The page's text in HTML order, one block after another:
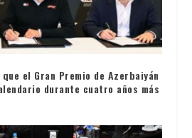
el Gran Premio de Azerbaiyán
durante cuatro años más